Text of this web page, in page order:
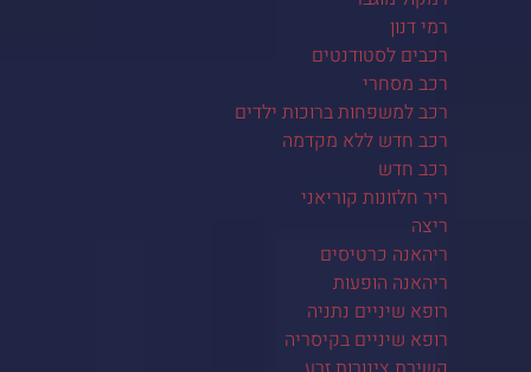
רמי דנון
רכבים לסטודנטים
רכב מסחרי
רכב למשפחות ברוכות ילדים
רכב חדש ללא מקדמה
רכב חדש
ריר חלזונות קוריאני
ריצה
ריהאנה כרטיסים
ריהאנה הופעות
רופא שיניים נתניה
רופא שיניים בקיסריה